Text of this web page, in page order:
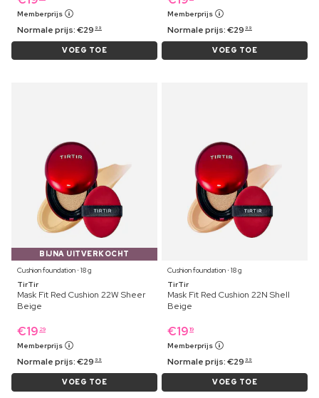
Memberprijs
Normale prijs:€29 99
VOEG TOE
Memberprijs
Normale prijs:€29 99
VOEG TOE
BIJNA UITVERKOCHT
Cushion foundation ⋅ 18 g
TirTir
Mask Fit Red Cushion 22W Sheer
Beige
€19 29
Memberprijs
Normale prijs:€29 99
VOEG TOE
Cushion foundation ⋅ 18 g
TirTir
Mask Fit Red Cushion 22N Shell
Beige
€19 19
Memberprijs
Normale prijs:€29 99
VOEG TOE